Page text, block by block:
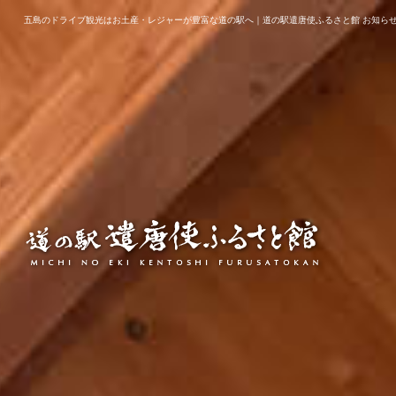
五島のドライブ観光はお土産・レジャーが豊富な道の駅へ｜道の駅遣唐使ふるさと館 お知ら